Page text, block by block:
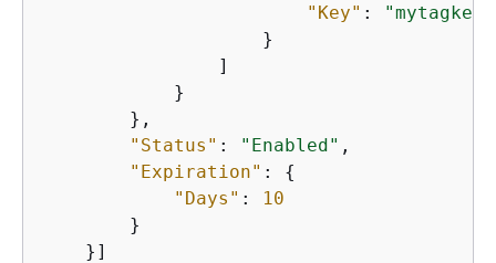
"Key" :
                    }
                ]
            }
        },
"Status" : "Enabled" ,
"Expiration" : {
"Days" :
10
        }
    }]